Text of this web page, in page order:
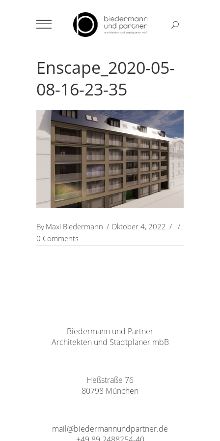
Enscape_2020-05-
08-16-23-35
By Maxi Biedermann
Oktober 4, 2022
0 Comments
Biedermann und Partner
Architekten und Stadtplaner mbB
Heßstraße 76
80798 München
mail@biedermannundpartner.de